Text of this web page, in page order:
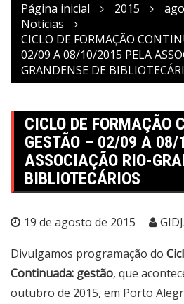
Página inicial 2015
Notícias
CICLO DE FORMAÇÃO
02/09 A 08/10/2015 PELA
GRANDENSE DE
CICLO DE FORMAÇÃO
GESTÃO – 02/09 A
ASSOCIAÇÃO RIO-
BIBLIOTECÁRIOS
19 de agosto de 2015
Divulgamos programação do
Continuada: gestão, que
outubro de 2015, em Porto